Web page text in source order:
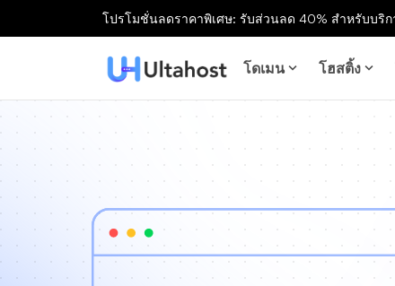
โปรโมชั่นลดราคาพิเศษ: รับส่วนลด 40% สำหรับบริก
โดเมน โฮสติ้ง